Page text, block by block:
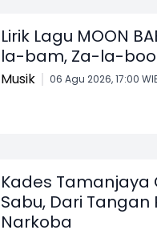
Lirik Lagu MOON
la-bam, Za-la-
Musik 06 Agu 2026, 17:00
Kades Tamanjaya
Sabu, Dari
Narkoba